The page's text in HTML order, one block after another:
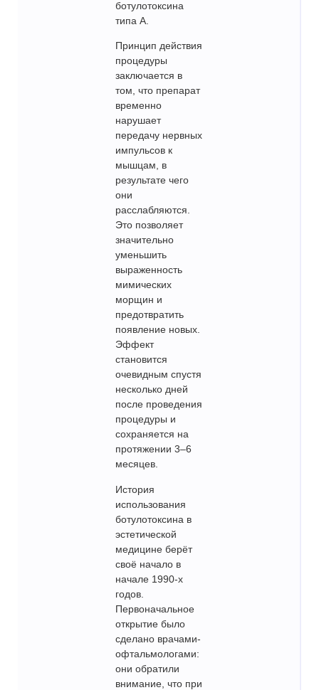
ботулотоксина
типа A.
Принцип действия
процедуры
заключается в
том, что препарат
временно
нарушает
передачу нервных
импульсов к
мышцам, в
результате чего
они
расслабляются.
Это позволяет
значительно
уменьшить
выраженность
мимических
морщин и
предотвратить
появление новых.
Эффект
становится
очевидным спустя
несколько дней
после проведения
процедуры и
сохраняется на
протяжении 3–6
месяцев.
История
использования
ботулотоксина в
эстетической
медицине берёт
своё начало в
начале 1990-х
годов.
Первоначальное
открытие было
сделано врачами-
офтальмологами:
они обратили
внимание, что при